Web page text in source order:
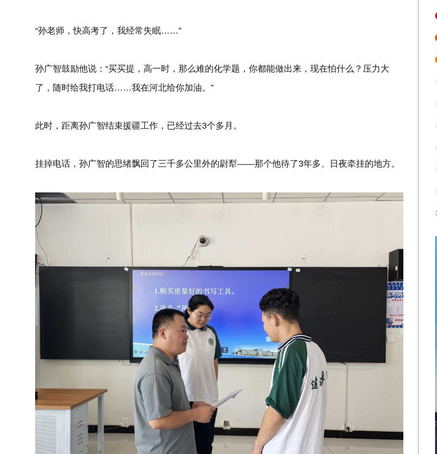
“孙老师，快高考了，我经常失眠……”
孙广智鼓励他说：“买买提，高一时，那么难的化学题，你都能做出来，现在怕什么？压力大
了，随时给我打电话……我在河北给你加油。”
此时，距离孙广智结束援疆工作，已经过去3个多月。
挂掉电话，孙广智的思绪飘回了三千多公里外的尉犁——那个他待了3年多、日夜牵挂的地方。